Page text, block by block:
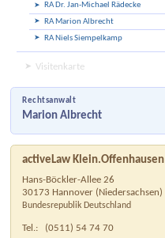
RA Dr. Jan-Michael Rädecke
RA Marion Albrecht
RA Niels Siempelkamp
Visitenkarte
Rechtsanwalt
Marion Albrecht
activeLaw Klein.Offenhausen
Hans-Böckler-Allee 26
30173 Hannover ( Niedersachsen)
Bundesrepublik Deutschland
Tel.: (0511) 54 74 70